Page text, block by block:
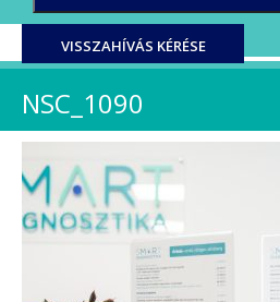
VISSZAHÍVÁS KÉRÉSE
NSC_1090